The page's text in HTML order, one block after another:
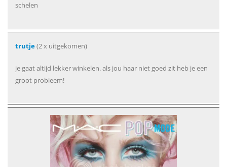
schelen
trutje(2 x uitgekomen)
je gaat altijd lekker winkelen. als jou haar niet goed zit heb je een
groot probleem!